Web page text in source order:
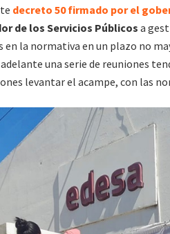
decreto 50 firmado por el
de los Servicios Públicos a
en la normativa en un plazo no
una serie de reuniones
levantar el acampe, con las